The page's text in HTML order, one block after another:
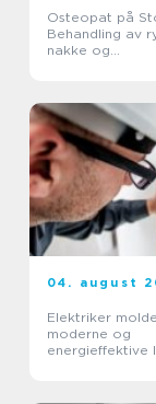
Osteopat på
Behandling av
nakke og
04. august
Elektriker molde trygge,
moderne og
energieffektive